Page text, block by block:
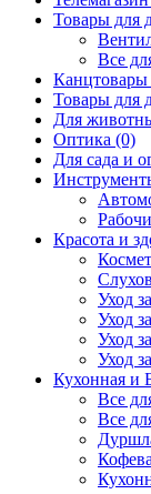
Товары для
Все
Канцтовары
Товары для
Для
Оптика (0)
Для сада и
Красота и
Уход
Уход
Уход
Уход
Кухонная и
Все
Все